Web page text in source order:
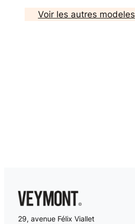
Voir les autres modeles
29, avenue Félix Viallet